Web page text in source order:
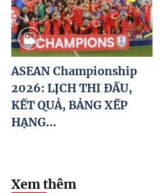
ASEAN Championship
2026: LỊCH THI ĐẤU,
KẾT QUẢ, BẢNG XẾP
HẠNG...
Xem thêm